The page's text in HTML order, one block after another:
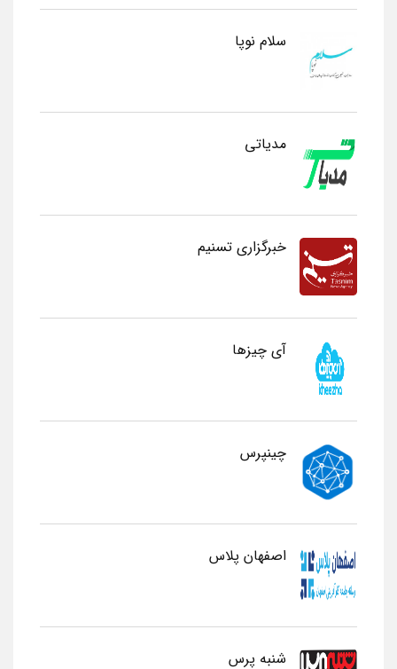
سلام نوپا
مدیاتی
خبرگزاری تسنیم
آی چیزها
چینپرس
اصفهان پلاس
شنبه پرس